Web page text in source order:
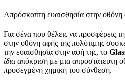
Απρόσκοπτη ευαισθησία στην οθόνη
Για σένα που θέλεις να προσφέρεις
στην οθόνη αφής της πολύτιμης
την ευαισθησία στην αφή της, το
ίδιααπόκριση με μια απροστάτευτη
προσεγμένη χημική του σύνθεση.